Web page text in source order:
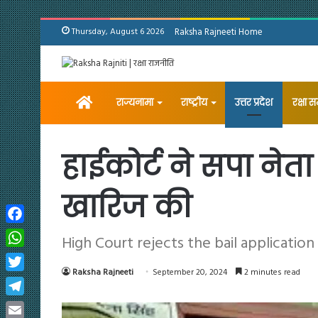
Thursday, August 6 2026 Raksha Rajneeti Home
Homeराज्यनामा राष्ट्रीय उत्तर प्रदेश रक्षा
हाईकोर्ट ने सपा
खारिज की
High Court rejects the bail
Raksha Rajneeti September 20, 2024 2 minutes read
Facebook
WhatsApp
Twitter
Telegram